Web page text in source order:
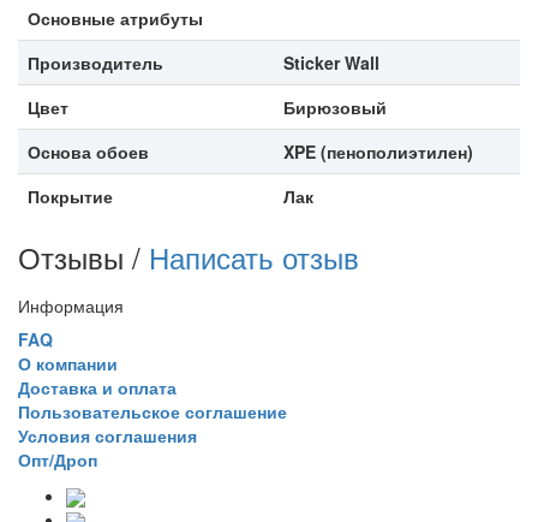
Основные атрибуты
Производитель
Sticker Wall
Цвет
Бирюзовый
Основа обоев
XPE (пенополиэтилен)
Покрытие
Лак
Отзывы / Написать отзыв
Информация
FAQ
О компании
Доставка и оплата
Пользовательское соглашение
Условия соглашения
Опт/Дроп